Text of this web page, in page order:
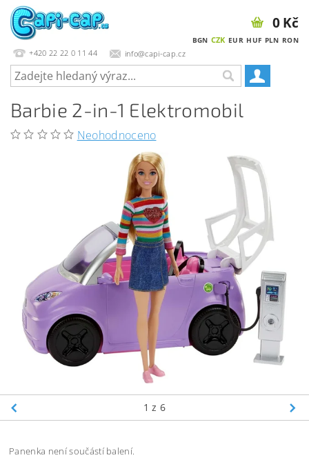
+420 22 22 0 11 44 info@capi-cap.cz
BGN CZK EUR HUF PLN RON
0 Kč
Barbie 2-in-1 Elektromobil
Neohodnoceno
1 z 6
Panenka není součástí balení.